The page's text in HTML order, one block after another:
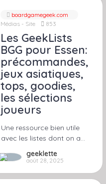
boardgamegeek.com
Médias - Site
853
Les GeekLists
BGG pour Essen:
précommandes,
jeux asiatiques,
tops, goodies,
les sélections
joueurs
Une ressource bien utile
avec les listes dont on a…
geeklette
août 28, 2025